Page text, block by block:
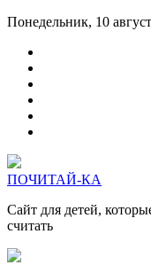
Понедельник, 10
ПОЧИТАЙ-КА
Сайт для детей,
считать